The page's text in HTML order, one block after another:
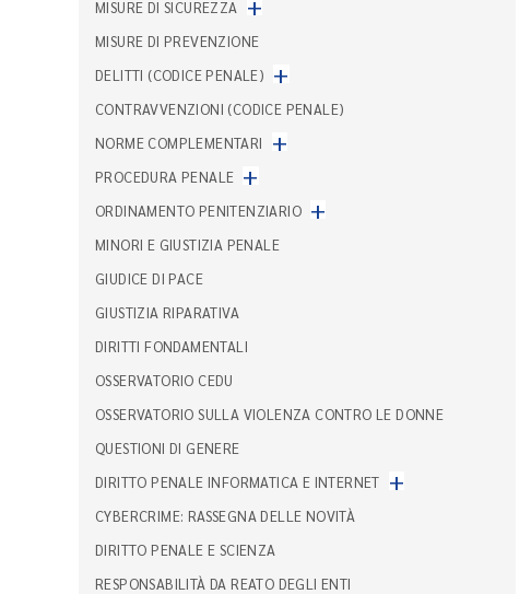
MISURE DI SICUREZZA
MISURE DI PREVENZIONE
DELITTI (CODICE PENALE) +
CONTRAVVENZIONI (CODICE PENALE)
NORME COMPLEMENTARI
+
PROCEDURA PENALE +
ORDINAMENTO PENITENZIARIO +
MINORI E GIUSTIZIA PENALE
GIUDICE DI PACE
GIUSTIZIA RIPARATIVA
DIRITTI FONDAMENTALI
OSSERVATORIO CEDU
OSSERVATORIO SULLA VIOLENZA CONTRO LE DONNE
QUESTIONI DI GENERE
DIRITTO PENALE INFORMATICA E INTERNET +
CYBERCRIME: RASSEGNA DELLE NOVITÀ
DIRITTO PENALE E SCIENZA
RESPONSABILITÀ DA REATO DEGLI ENTI